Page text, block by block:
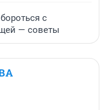
с
— советы